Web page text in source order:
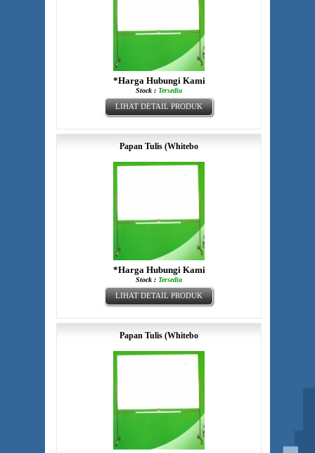
*Harga Hubungi Kami
Stock : Tersedia
LIHAT DETAIL PRODUK
Papan Tulis (Whitebo
*Harga Hubungi Kami
Stock : Tersedia
LIHAT DETAIL PRODUK
Papan Tulis (Whitebo